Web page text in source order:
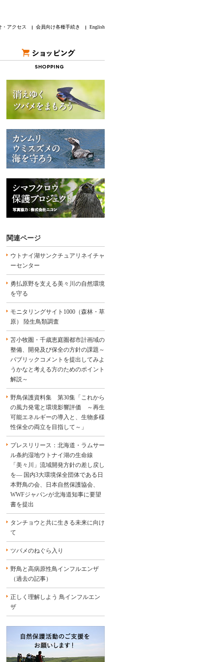
・アクセス 会員向け各種手続き English
関連ページ
ウトナイ湖サンクチュアリネイチャ
ーセンター
勇払原野を支える美々川の自然環境
を守る
モニタリングサイト1000（森林・草
原） 陸生鳥類調査
苫小牧圏・千歳恵庭圏都市計画域の
整備、開発及び保全の方針の課題～
パブリックコメントを提出してみよ
うかなと考える方のためのポイント
解説～
野鳥保護資料集 第30集「これから
の風力発電と環境影響評価 ～再生
可能エネルギーの導入と、生物多様
性保全の両立を目指して～」
プレスリリース：北海道・ラムサー
ル条約湿地ウトナイ湖の生命線
「美々川」流域開発方針の差し戻し
を― 国内3大環境保全団体である日
本野鳥の会、日本自然保護協会、
WWFジャパンが北海道知事に要望
書を提出
タンチョウと共に生きる未来に向け
て
ツバメのねぐら入り
野鳥と高病原性鳥インフルエンザ
（過去の記事）
正しく理解しよう 鳥インフルエン
ザ